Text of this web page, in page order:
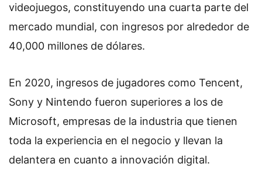
videojuegos, constituyendo una cuarta parte del
mercado mundial, con ingresos por alrededor de
40,000 millones de dólares.
En 2020, ingresos de jugadores como Tencent,
Sony y Nintendo fueron superiores a los de
Microsoft, empresas de la industria que tienen
toda la experiencia en el negocio y llevan la
delantera en cuanto a innovación digital.